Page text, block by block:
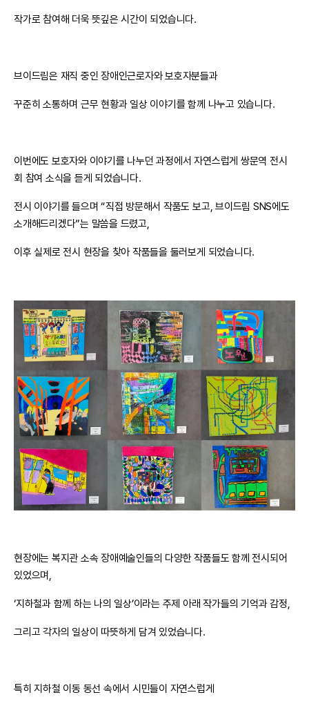
작가로 참여해 더욱 뜻깊은 시간이 되었습니다.
브이드림은 재직 중인 장애인근로자와 보호자분들과
꾸준히 소통하며 근무 현황과 일상 이야기를 함께 나누고 있습니다.
이번에도 보호자와 이야기를 나누던 과정에서 자연스럽게 쌍문역 전시
회 참여 소식을 듣게 되었습니다.
전시 이야기를 들으며 “직접 방문해서 작품도 보고, 브이드림 SNS에도
소개해드리겠다”는 말씀을 드렸고,
이후 실제로 전시 현장을 찾아 작품들을 둘러보게 되었습니다.
현장에는 복지관 소속 장애예술인들의 다양한 작품들도 함께 전시되어
있었으며,
‘지하철과 함께 하는 나의 일상’이라는 주제 아래 작가들의 기억과 감정,
그리고 각자의 일상이 따뜻하게 담겨 있었습니다.
특히 지하철 이동 동선 속에서 시민들이 자연스럽게